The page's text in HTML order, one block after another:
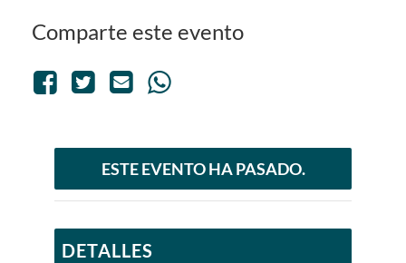
Comparte este evento
ESTE EVENTO HA PASADO.
DETALLES